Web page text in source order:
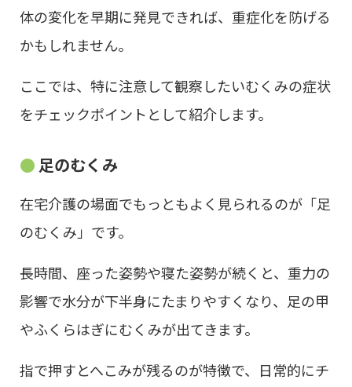
体の変化を早期に発見できれば、重症化を防げる
かもしれません。
ここでは、特に注意して観察したいむくみの症状
をチェックポイントとして紹介します。
足のむくみ
在宅介護の場面でもっともよく見られるのが「足
のむくみ」です。
長時間、座った姿勢や寝た姿勢が続くと、重力の
影響で水分が下半身にたまりやすくなり、足の甲
やふくらはぎにむくみが出てきます。
指で押すとへこみが残るのが特徴で、日常的にチ